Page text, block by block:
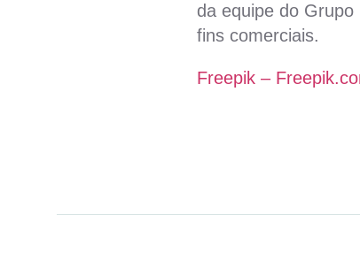
da equipe do
fins comerciais.
Freepik –